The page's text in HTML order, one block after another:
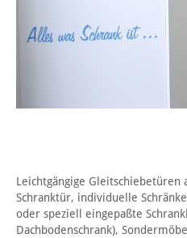
Leichtgängige Gleitschiebetüren
Schranktür, individuelle
oder speziell eingepaßte
Dachbodenschrank),